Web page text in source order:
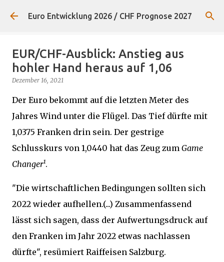
Direkt zum Hauptbereich
Euro Entwicklung 2026 / CHF Prognose 2027
EUR/CHF-Ausblick: Anstieg aus
hohler Hand heraus auf 1,06
Dezember 16, 2021
Der Euro bekommt auf die letzten Meter des
Jahres Wind unter die Flügel. Das Tief dürfte mit
1,0375 Franken drin sein. Der gestrige
Schlusskurs von 1,0440 hat das Zeug zum Game
Changer¹.
"Die wirtschaftlichen Bedingungen sollten sich
2022 wieder aufhellen.(...) Zusammenfassend
lässt sich sagen, dass der Aufwertungsdruck auf
den Franken im Jahr 2022 etwas nachlassen
dürfte", resümiert Raiffeisen Salzburg.